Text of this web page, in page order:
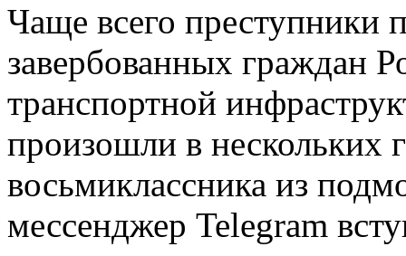
Чаще всего
завербованных граждан
транспортной
произошли в нескольких
восьмиклассника из
мессенджер Telegram